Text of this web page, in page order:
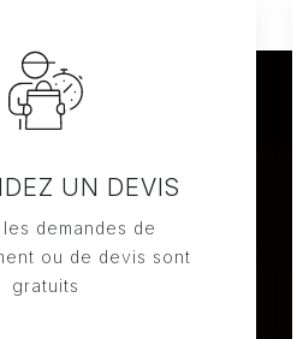
UN DEVIS
demandes de
ou de devis sont
gratuits